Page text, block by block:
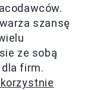
szansę
ze sobą
firm.